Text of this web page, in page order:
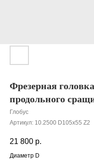
Фрезерная
продольного
Глобус
Артикул: 10.2500 D105x55 Z2
21 800 р.
Диаметр D